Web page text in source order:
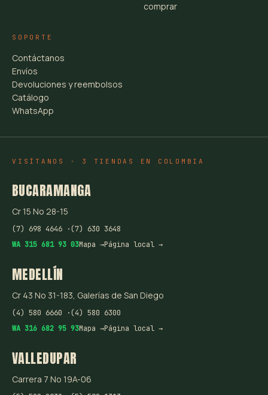
comprar
SOPORTE
Contáctanos
Envíos
Devoluciones y reembolsos
Catálogo
WhatsApp
VISÍTANOS · 3 TIENDAS EN COLOMBIA
BUCARAMANGA
Cr 15 No 28-15
(7) 698 4646 ·(7) 630 3648
WA 315 681 93 03Mapa →Página local →
MEDELLÍN
Cr 43 No 31-183, Galerías de San Diego
(4) 580 6660 ·(4) 580 6300
WA 316 682 95 93Mapa →Página local →
VALLEDUPAR
Carrera 7 No 19A-06